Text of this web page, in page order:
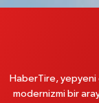
HaberTire,
modernizmi bir